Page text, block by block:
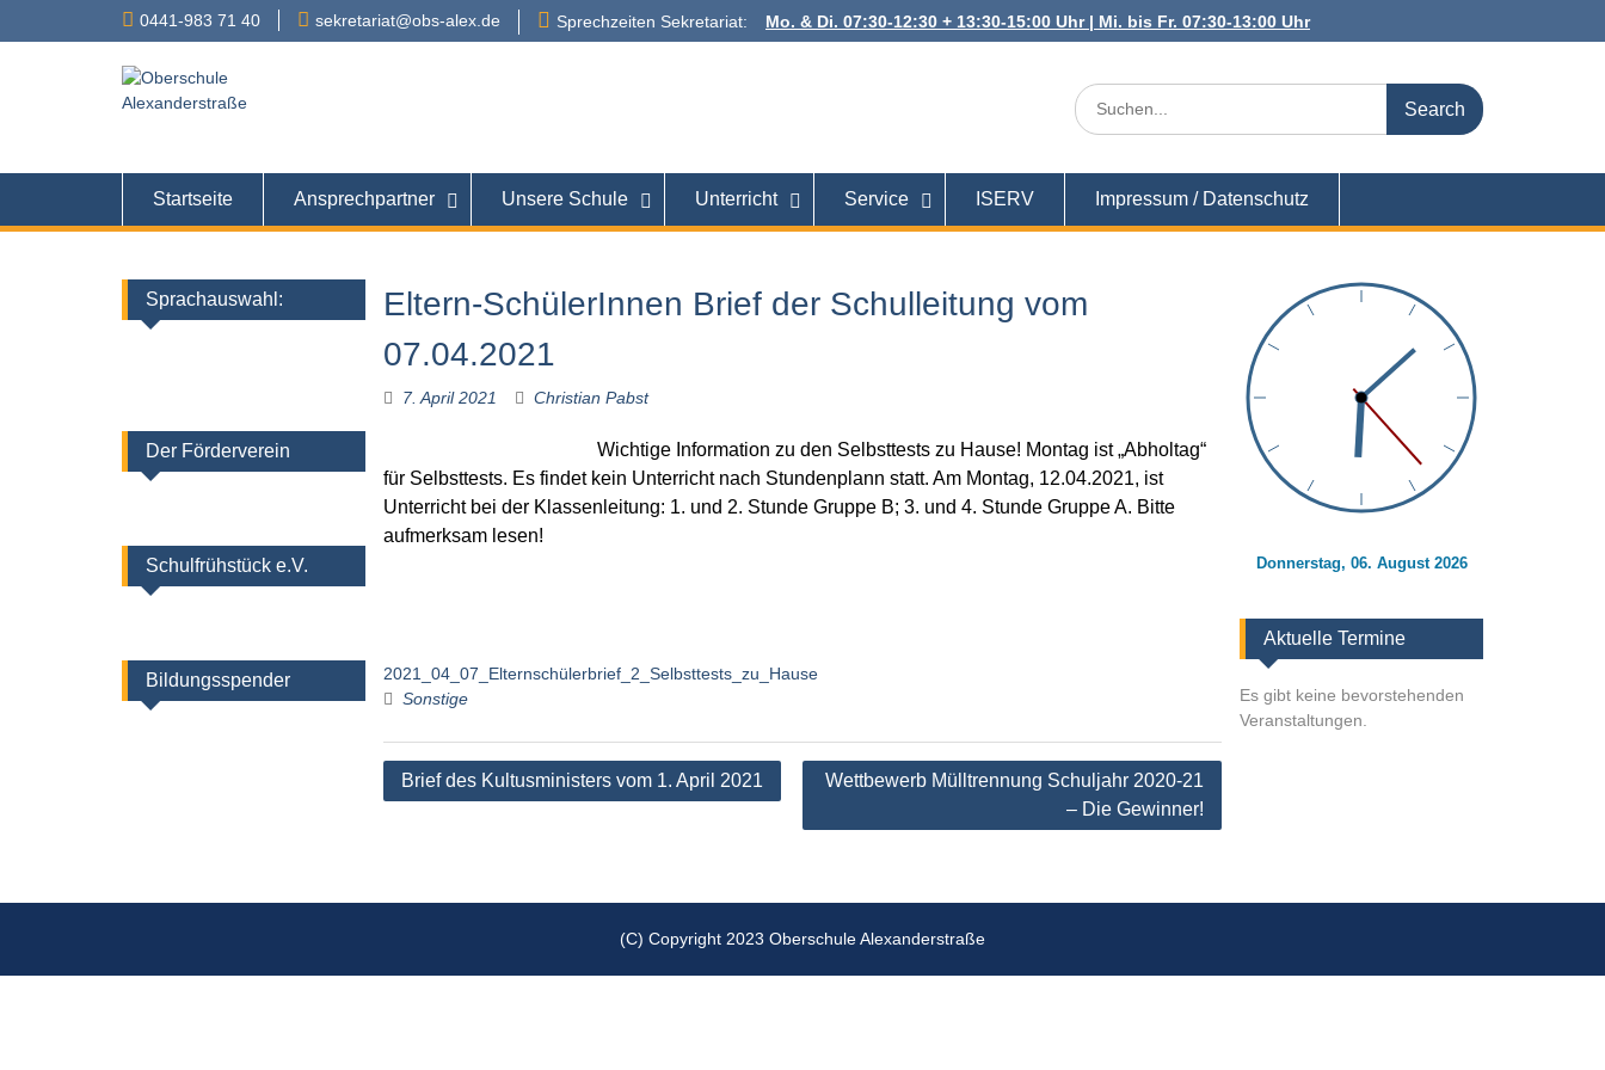
0441-983 71 40 sekretariat@obs-alex.de Sprechzeiten Sekretariat: Mo. & Di. 07:30-12:30 + 13:30-15:00 Uhr | Mi. bis Fr. 07:30-13:00 Uhr
Search
for:
Startseite Ansprechpartner Unsere Schule Unterricht Service ISERV Impressum / Datenschutz
Eltern-SchülerInnen Brief der Schulleitung vom
07.04.2021
7. April 2021 Christian Pabst
Wichtige Information zu den Selbsttests zu Hause! Montag ist „Abholtag“
für Selbsttests. Es findet kein Unterricht nach Stundenplann statt. Am Montag, 12.04.2021, ist
Unterricht bei der Klassenleitung: 1. und 2. Stunde Gruppe B; 3. und 4. Stunde Gruppe A. Bitte
aufmerksam lesen!
2021_04_07_Elternschülerbrief_2_Selbsttests_zu_Hause
Sonstige
Beitragsnavigation
Brief des Kultusministers vom 1. April 2021
Wettbewerb Mülltrennung Schuljahr 2020-21
– Die Gewinner!
Donnerstag, 06. August 2026
Aktuelle Termine
Es gibt keine bevorstehenden
Veranstaltungen.
Sprachauswahl:
Der Förderverein
Schulfrühstück e.V.
Bildungsspender
(C) Copyright 2023 Oberschule Alexanderstraße